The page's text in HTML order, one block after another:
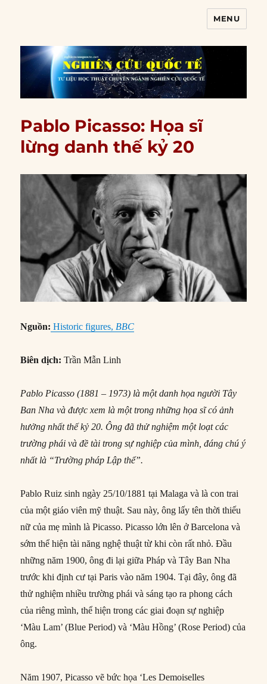
MENU
Pablo Picasso: Họa sĩ
lừng danh thế kỷ 20
Nguồn: Historic figures, BBC
Biên dịch: Trần Mẫn Linh
Pablo Picasso (1881 – 1973) là một danh họa người Tây
Ban Nha và được xem là một trong những họa sĩ có ảnh
hưởng nhất thế kỷ 20. Ông đã thử nghiệm một loạt các
trường phái và đề tài trong sự nghiệp của mình, đáng chú ý
nhất là “Trường pháp Lập thể”.
Pablo Ruiz sinh ngày 25/10/1881 tại Malaga và là con trai
của một giáo viên mỹ thuật. Sau này, ông lấy tên thời thiếu
nữ của mẹ mình là Picasso. Picasso lớn lên ở Barcelona và
sớm thể hiện tài năng nghệ thuật từ khi còn rất nhỏ. Đầu
những năm 1900, ông đi lại giữa Pháp và Tây Ban Nha
trước khi định cư tại Paris vào năm 1904. Tại đây, ông đã
thử nghiệm nhiều trường phái và sáng tạo ra phong cách
của riêng mình, thể hiện trong các giai đoạn sự nghiệp
‘Màu Lam’ (Blue Period) và ‘Màu Hồng’ (Rose Period) của
ông.
Năm 1907, Picasso vẽ bức họa ‘Les Demoiselles